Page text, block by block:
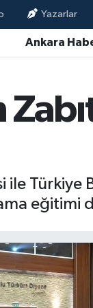
Yazarlar
Ankara
ile
eğitimi